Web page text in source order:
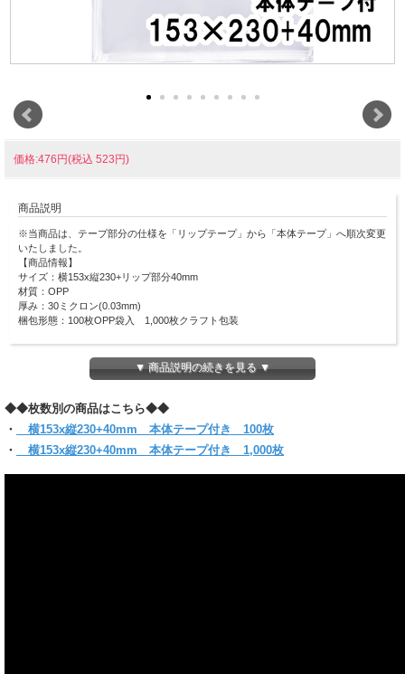
価格:476円(税込 523円)
商品説明
※当商品は、テープ部分の仕様を「リップテープ」から「本体テープ」へ順次変更
いたしました。
【商品情報】
サイズ：横153x縦230+リップ部分40mm
材質：OPP
厚み：30ミクロン(0.03mm)
梱包形態：100枚OPP袋入 1,000枚クラフト包装
大切なDVDを保管、保護することができます！
本体テープ付きなので、出し入れする際にテープ部分がDVDに触れることはありま
ワンタッチで封のできるテープ付き。
まとわり付きのない帯電防止テープ使用です。
(お入れになりたい商品によっては入らない場合もございますので、サイズをお確
かめください)
▼ 商品説明の続きを見る ▼
◆◆枚数別の商品はこちら◆◆
・
横153x縦230+40mm 本体テープ付き 100枚
・
横153x縦230+40mm 本体テープ付き 1,000枚